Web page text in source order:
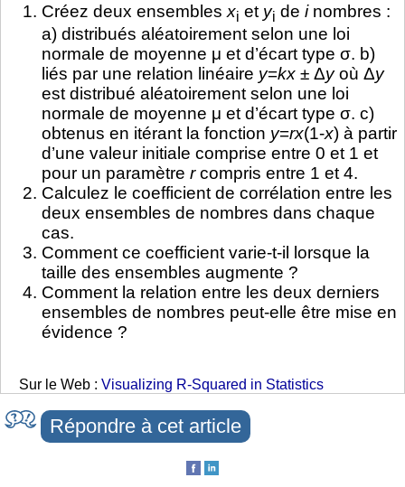
Créez deux ensembles xi et yi de inombres :
a) distribués aléatoirement selon une loi
normale de moyenne μ et d’écart type σ. b)
liés par une relation linéaire y=kx ± Δyoù Δy
est distribué aléatoirement selon une loi
normale de moyenne μ et d’écart type σ. c)
obtenus en itérant la fonction y=rx(1-x) à partir
d’une valeur initiale comprise entre 0 et 1 et
pour un paramètre rcompris entre 1 et 4.
Calculez le coefficient de corrélation entre les
deux ensembles de nombres dans chaque
cas.
Comment ce coefficient varie-t-il lorsque la
taille des ensembles augmente ?
Comment la relation entre les deux derniers
ensembles de nombres peut-elle être mise en
évidence ?
Sur le Web : Visualizing R-Squared in Statistics
Répondre à cet article